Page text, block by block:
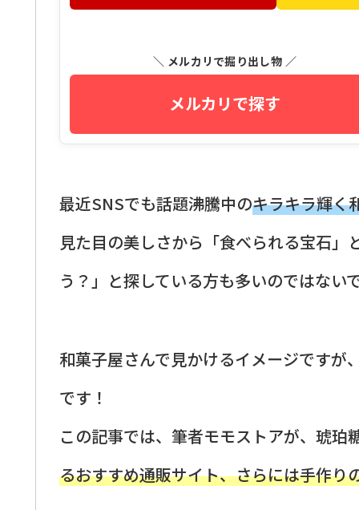
＼ メルカリで掘り出し物 ／
メルカリで探す
最近SNSでも話題沸騰中のキラキラ輝く
見た目の美しさから「食べられる宝石
う？」と探している方も多いのではない
和菓子屋さんで見かけるイメージですが
です！
この記事では、筆者モモストアが、琥珀
るおすすめ通販サイト、さらには手作り